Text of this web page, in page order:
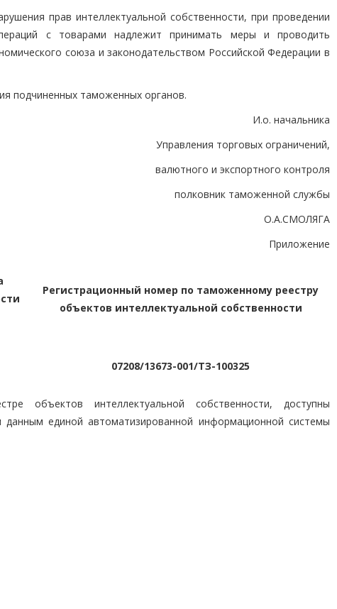
прав интеллектуальной собственности, при проведении
с товарами надлежит принимать меры и проводить
союза и законодательством Российской Федерации в
подчиненных таможенных органов.
И.о. начальника
Управления торговых ограничений,
валютного и экспортного контроля
полковник таможенной службы
О.А.СМОЛЯГА
Приложение
Регистрационный номер по таможенному реестру
объектов интеллектуальной собственности
07208/13673-001/ТЗ-100325
объектов интеллектуальной собственности, доступны
единой автоматизированной информационной системы